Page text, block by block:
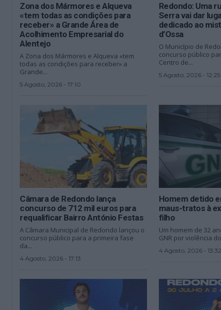
Zona dos Mármores e Alqueva
«tem todas as condições para
receber» a Grande Área de
Acolhimento Empresarial do
Alentejo
A Zona dos Mármores e Alqueva «tem
todas as condições para receber» a
Grande...
5 Agosto, 2026 - 17:10
Redondo: Uma
Serra vai dar
dedicado ao
d’Ossa
O Município de
concurso público
Centro de...
5 Agosto, 2026 - 12:25
Câmara de Redondo lança
concurso de 712 mil euros para
requalificar Bairro António Festas
A Câmara Municipal de Redondo lançou o
concurso público para a primeira fase
da...
4 Agosto, 2026 - 17:13
Homem detido
maus-tratos à
filho
Um homem de 32
GNR por violência
4 Agosto, 2026 - 13:32